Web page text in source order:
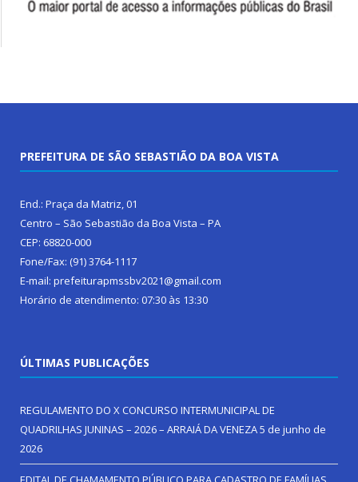
PREFEITURA DE SÃO SEBASTIÃO DA BOA VISTA
End.: Praça da Matriz, 01
Centro – São Sebastião da Boa Vista – PA
CEP: 68820-000
Fone/Fax: (91) 3764-1117
E-mail: prefeiturapmssbv2021@gmail.com
Horário de atendimento: 07:30 às 13:30
ÚLTIMAS PUBLICAÇÕES
REGULAMENTO DO X CONCURSO INTERMUNICIPAL DE
QUADRILHAS JUNINAS – 2026 – ARRAIÁ DA VENEZA5 de junho de
2026